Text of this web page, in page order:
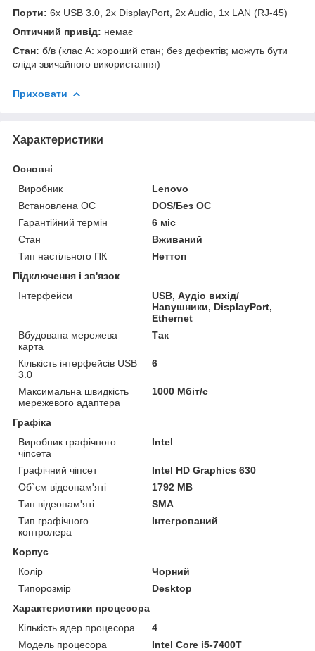
Порти: 6x USB 3.0, 2x DisplayPort, 2x Audio, 1x LAN (RJ-45)
Оптичний привід: немає
Стан: б/в (клас А: хороший стан; без дефектів; можуть бути
сліди звичайного використання)
Приховати
Характеристики
Основні
Виробник
Lenovo
Встановлена ОС
DOS/Без ОС
Гарантійний термін
6 міс
Стан
Вживаний
Тип настільного ПК
Неттоп
Підключення і зв'язок
Інтерфейси
USB, Аудіо вихід/
Навушники, DisplayPort,
Ethernet
Вбудована мережева
карта
Так
Кількість інтерфейсів USB
3.0
6
Максимальна швидкість
мережевого адаптера
1000 Мбіт/с
Графіка
Виробник графічного
чіпсета
Intel
Графічний чіпсет
Intel HD Graphics 630
Об`єм відеопам'яті
1792 MB
Тип відеопам'яті
SMA
Тип графічного
контролера
Інтегрований
Корпус
Колір
Чорний
Типорозмір
Desktop
Характеристики процесора
Кількість ядер процесора
4
Модель процесора
Intel Core i5-7400T